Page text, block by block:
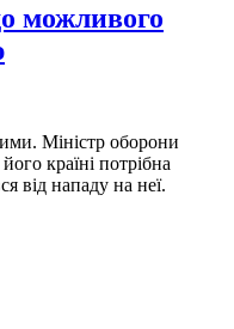
допомоги,
треба
можливого
Міністр оборони
країні потрібна
від нападу на неї.